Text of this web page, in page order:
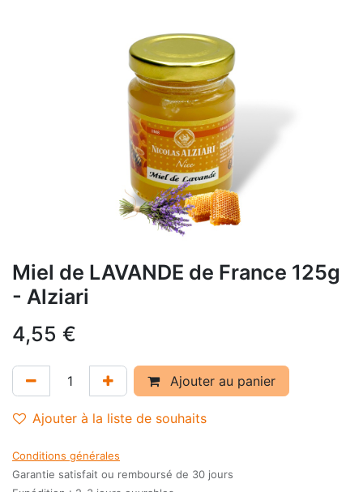
Miel de LAVANDE de France 125g
- Alziari
4,55 €
Ajouter au panier
Ajouter à la liste de souhaits
Conditions générales
Garantie satisfait ou remboursé de 30 jours